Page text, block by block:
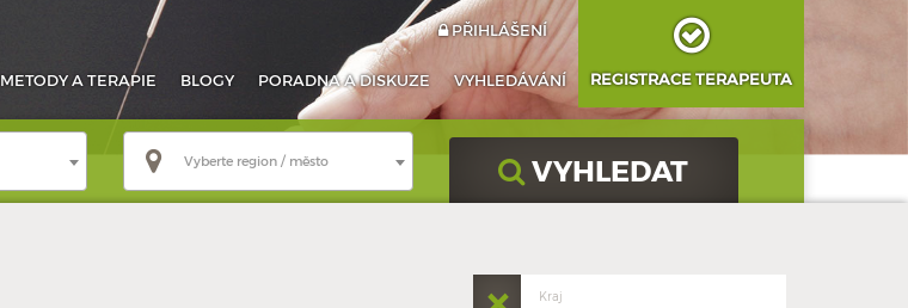
METODYA TERAPIE BLOGY PORADNAA DISKUZE VYHLEDÁVÁNÍ
PŘIHLÁŠENÍ
REGISTRACE TERAPEUTA
Vyberte region / město VYHLEDAT
Kraj